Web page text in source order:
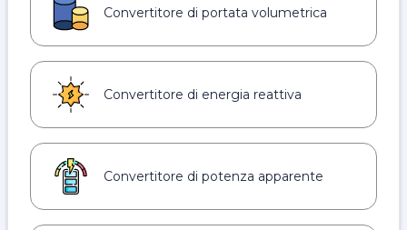
Convertitore di portata volumetrica
Convertitore di energia reattiva
Convertitore di potenza apparente